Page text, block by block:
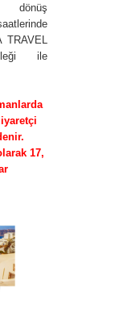
dönüş
ile
17,